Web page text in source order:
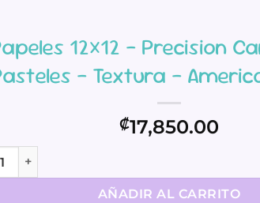
12×12 – Precision
– Textura –
₡17,850.00
AÑADIR AL CARRITO